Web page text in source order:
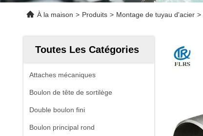
À la maison > Produits > Montage de tuyau d'acier >
Toutes Les Catégories
Attaches mécaniques
Boulon de tête de sortilège
Double boulon fini
Boulon principal rond